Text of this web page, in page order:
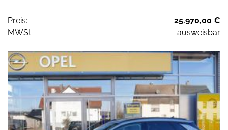
Preis:
25.970,00 €
MWSt:
ausweisbar